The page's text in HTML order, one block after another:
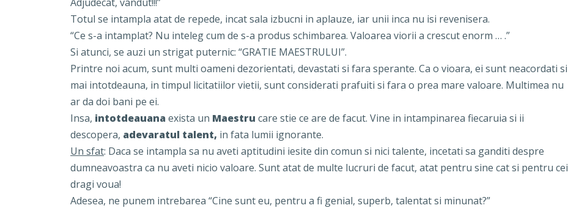
Totul se intampla atat de repede, incat sala izbucni in aplauze, iar unii inca nu isi revenisera.
“Ce s-a intamplat? Nu inteleg cum de s-a produs schimbarea. Valoarea viorii a crescut enorm … .”
Si atunci, se auzi un strigat puternic: “GRATIE MAESTRULUI”.
Printre noi acum, sunt multi oameni dezorientati, devastati si fara sperante. Ca o vioara, ei sunt neacordati si
mai intotdeauna, in timpul licitatiilor vietii, sunt considerati prafuiti si fara o prea mare valoare. Multimea nu
ar da doi bani pe ei.
Insa, intotdeauana exista un Maestru care stie ce are de facut. Vine in intampinarea fiecaruia si ii
descopera, adevaratul talent, in fata lumii ignorante.
Un sfat: Daca se intampla sa nu aveti aptitudini iesite din comun si nici talente, incetati sa ganditi despre
dumneavoastra ca nu aveti nicio valoare. Sunt atat de multe lucruri de facut, atat pentru sine cat si pentru cei
dragi voua!
Adesea, ne punem intrebarea “Cine sunt eu, pentru a fi genial, superb, talentat si minunat?”